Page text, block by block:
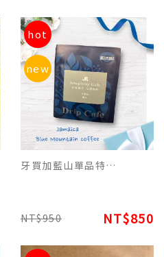
hot
new
牙買加藍山單品特調濾掛平裝版(每包12g),咖啡微酸、甘醇香氛滿滿 每10包為一盒
NT$950 NT$850